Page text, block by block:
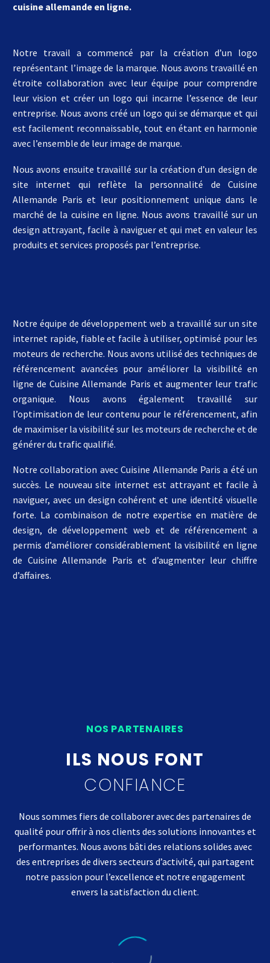
cuisine allemande en ligne.
Notre travail a commencé par la création d’un logo
représentant l’image de la marque. Nous avons travaillé en
étroite collaboration avec leur équipe pour comprendre
leur vision et créer un logo qui incarne l’essence de leur
entreprise. Nous avons créé un logo qui se démarque et qui
est facilement reconnaissable, tout en étant en harmonie
avec l’ensemble de leur image de marque.
Nous avons ensuite travaillé sur la création d’un design de
site internet qui reflète la personnalité de Cuisine
Allemande Paris et leur positionnement unique dans le
marché de la cuisine en ligne. Nous avons travaillé sur un
design attrayant, facile à naviguer et qui met en valeur les
produits et services proposés par l’entreprise.
Notre équipe de développement web a travaillé sur un site
internet rapide, fiable et facile à utiliser, optimisé pour les
moteurs de recherche. Nous avons utilisé des techniques de
référencement avancées pour améliorer la visibilité en
ligne de Cuisine Allemande Paris et augmenter leur trafic
organique. Nous avons également travaillé sur
l’optimisation de leur contenu pour le référencement, afin
de maximiser la visibilité sur les moteurs de recherche et de
générer du trafic qualifié.
Notre collaboration avec Cuisine Allemande Paris a été un
succès. Le nouveau site internet est attrayant et facile à
naviguer, avec un design cohérent et une identité visuelle
forte. La combinaison de notre expertise en matière de
design, de développement web et de référencement a
permis d’améliorer considérablement la visibilité en ligne
de Cuisine Allemande Paris et d’augmenter leur chiffre
d’affaires.
NOS PARTENAIRES
ILS NOUS FONT
CONFIANCE
Nous sommes fiers de collaborer avec des partenaires de
qualité pour offrir à nos clients des solutions innovantes et
performantes. Nous avons bâti des relations solides avec
des entreprises de divers secteurs d’activité, qui partagent
notre passion pour l’excellence et notre engagement
envers la satisfaction du client.